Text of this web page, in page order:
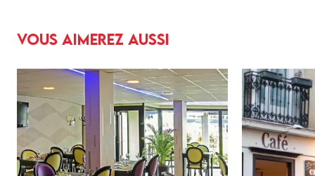
Vous aimerez aussi